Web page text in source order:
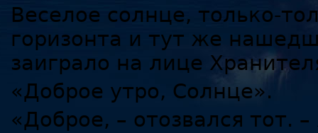
Веселое солнце, только-
горизонта и тут же
заиграло на лице
«Доброе утро, Солнце».
«Доброе, – отозвался тот.